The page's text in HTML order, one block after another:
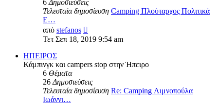
6Δημοσιεύσεις
Τελευταία δημοσίευση Camping Πλούταρχος Πολιτικά
Ε…
από stefanos
της
Τετ Σεπ 18, 2019 9:54 am
ΗΠΕΙΡΟΣ
Κάμπινγκ και campers stop στην Ήπειρο
6 Θέματα
26Δημοσιεύσεις
Τελευταία δημοσίευση Re: Camping Λιμνοπούλα
Ιωάννι…